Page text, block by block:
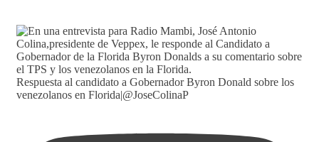
Respuesta al candidato a Gobernador Byron Donald sobre los
venezolanos en Florida|@JoseColinaP